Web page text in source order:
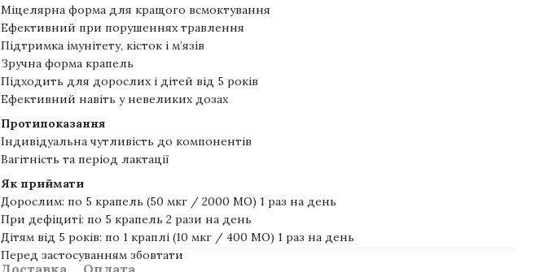
Міцелярна форма для кращого всмоктування
Ефективний при порушеннях травлення
Підтримка імунітету, кісток і м’язів
Зручна форма крапель
Підходить для дорослих і дітей від 5 років
Ефективний навіть у невеликих дозах
Протипоказання
Індивідуальна чутливість до компонентів
Вагітність та період лактації
Як приймати
Дорослим: по 5 крапель (50 мкг / 2000 МО) 1 раз на день
При дефіциті: по 5 крапель 2 рази на день
Дітям від 5 років: по 1 краплі (10 мкг / 400 МО) 1 раз на день
Перед застосуванням збовтати